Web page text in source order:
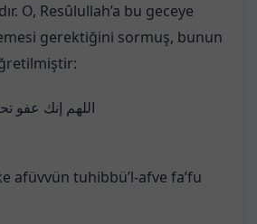
O, Resûlullah’a bu geceye
gerektiğini sormuş, bunun
اللهم إنك عفو
afüvvün tuhibbü’l-afve fa’fu